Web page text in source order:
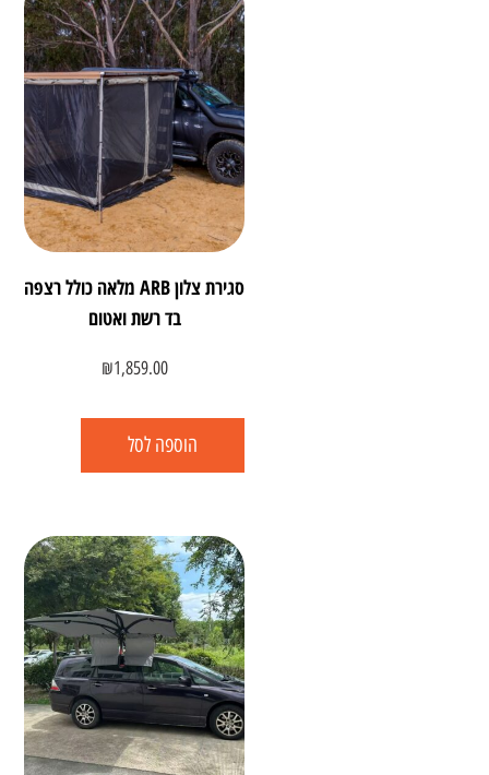
סגירת צלון ARB מלאה כולל רצפה
בד רשת ואטום
₪1,859.00
הוספה לסל